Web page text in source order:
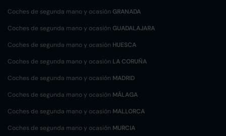
Coches de segunda mano y ocasión GRANADA
Coches de segunda mano y ocasión GUADALAJARA
Coches de segunda mano y ocasión HUESCA
Coches de segunda mano y ocasión LA CORUÑA
Coches de segunda mano y ocasión MADRID
Coches de segunda mano y ocasión MÁLAGA
Coches de segunda mano y ocasión MALLORCA
Coches de segunda mano y ocasión MURCIA